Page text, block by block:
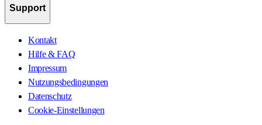
Support
Kontakt
Hilfe & FAQ
Impressum
Nutzungsbedingungen
Datenschutz
Cookie-Einstellungen